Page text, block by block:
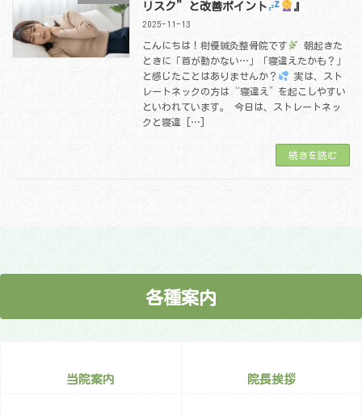
リスク”と改善ポイント
』
2025-11-13
こんにちは！樹優鍼灸整骨院です
朝起きた
ときに「首が動かない…」「寝違えたかも？」
と感じたことはありませんか？
実は、スト
レートネックの方は“寝違え”を起こしやすい
といわれています。 今日は、ストレートネッ
クと寝違 […]
続きを読む
各種案内
当院案内 院長挨拶